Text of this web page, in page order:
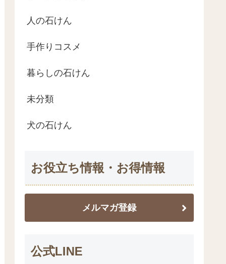
人の石けん
手作りコスメ
暮らしの石けん
未分類
犬の石けん
お役立ち情報・お得情報
メルマガ登録
公式LINE